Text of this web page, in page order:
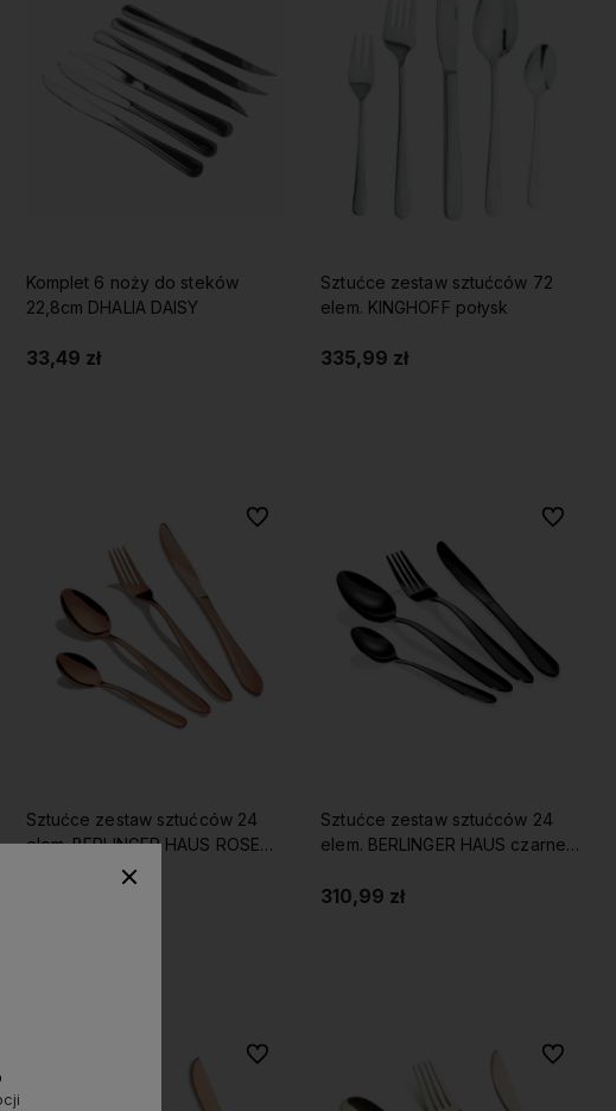
Komplet 6 noży do steków
22,8cm DHALIA DAISY
33,49 zł
Sztućce zestaw sztućców 72
elem. KINGHOFF połysk
335,99 zł
Sztućce zestaw sztućców 24
elem. BERLINGER HAUS ROSE
Do ulubionych
Sztućce zestaw sztućców 24
elem. BERLINGER HAUS czarne
310,99 zł
Do
Do ulubionych Do